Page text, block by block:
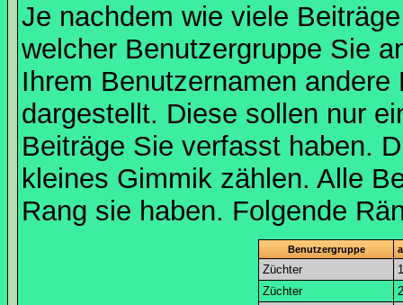
Je nachdem wie viele
welcher Benutzergruppe Sie
Ihrem Benutzernamen
dargestellt. Diese sollen nur
Beiträge Sie verfasst haben.
kleines Gimmik zählen. Alle
Rang sie haben. Folgende
Benutzergruppe
Züchter
Züchter